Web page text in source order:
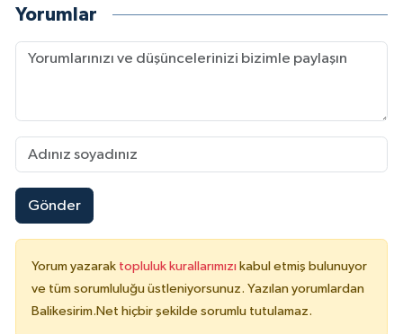
Yorumlar
Gönder
Yorum yazarak topluluk kurallarımızı kabul etmiş bulunuyor
ve tüm sorumluluğu üstleniyorsunuz. Yazılan yorumlardan
Balikesirim.Net hiçbir şekilde sorumlu tutulamaz.